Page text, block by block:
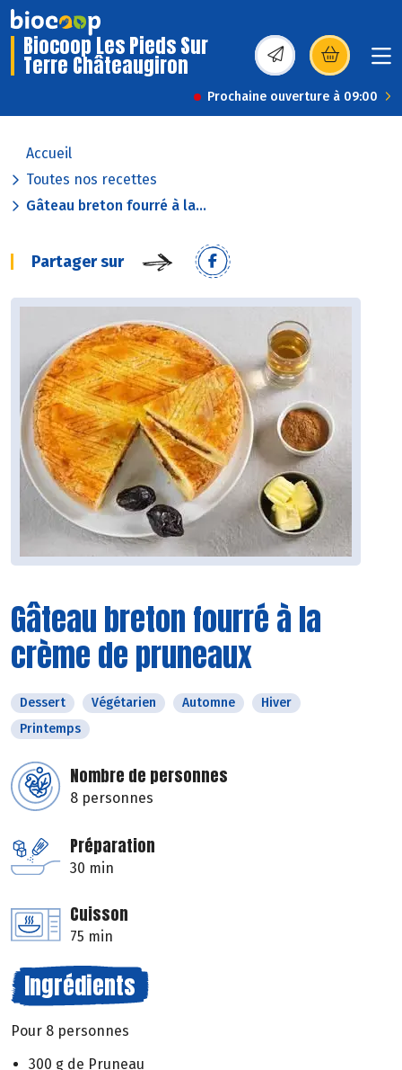
Biocoop Les Pieds Sur
Terre Châteaugiron (s’ouvre dans une
Prochaine ouverture à 09:00
Accueil
Toutes nos recettes
Gâteau breton fourré à la...
Partager sur
Gâteau breton fourré à la
crème de pruneaux
Dessert Végétarien Automne
Hiver
Printemps
Nombre de personnes
8 personnes
Préparation
30 min
Cuisson
75 min
Ingrédients
Pour 8 personnes
300 g de Pruneau